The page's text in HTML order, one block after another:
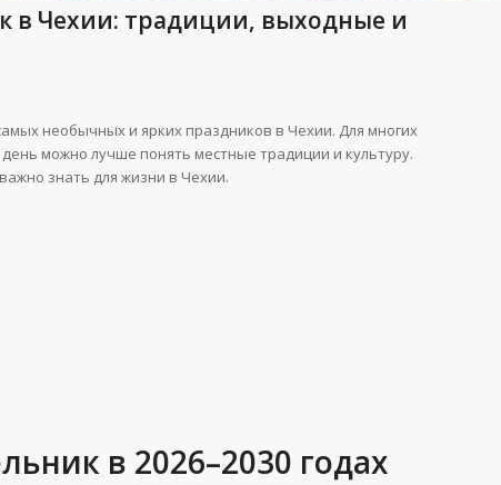
в Чехии: традиции, выходные и
необычных и ярких праздников в Чехии. Для многих
можно лучше понять местные традиции и культуру.
знать для жизни в Чехии.
в 2026–2030 годах